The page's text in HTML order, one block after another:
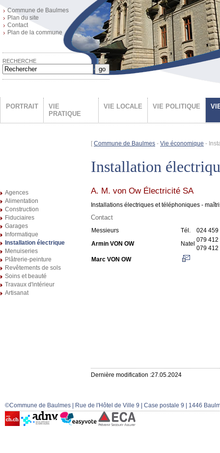
Commune de Baulmes
Plan du site
Contact
Plan de la commune
RECHERCHE
go
PORTRAIT
VIE
PRATIQUE
VIE LOCALE VIE POLITIQUE
Agences
Alimentation
Construction
Fiduciaires
Garages
Informatique
Installation électrique
Menuiseries
Plâtrerie-peinture
Revêtements de sols
Soins et beauté
Travaux d'intérieur
Artisanat
[ Commune de Baulmes - Vie économique -
Installation
A. M. von Ow Électricité SA
Installations électriques et téléphoniques -
Contact
Messieurs Tél. 024 459
Armin VON OW Natel
079 412
079 412
Marc VON OW
Dernière modification :27.05.2024
©Commune de Baulmes | Rue de l'Hôtel de Ville 9 | Case postale 9 | 1446